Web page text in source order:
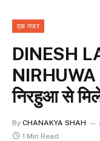
एक नजर
DINESH
NIRHUWA
निरहुआ से
By CHANAKYA SHAH
1 Min Read